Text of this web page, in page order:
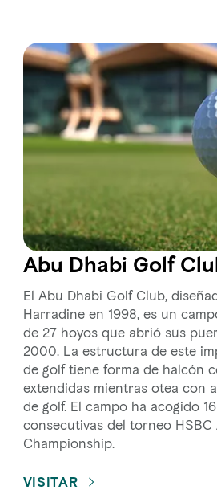
Abu Dhabi Golf
El Abu Dhabi Golf Club,
Harradine en 1998, es un
de 27 hoyos que abrió sus
2000. La estructura de este
de golf tiene forma de halcón
extendidas mientras otea con
de golf. El campo ha acogido
consecutivas del torneo HSBC
Championship.
VISITAR